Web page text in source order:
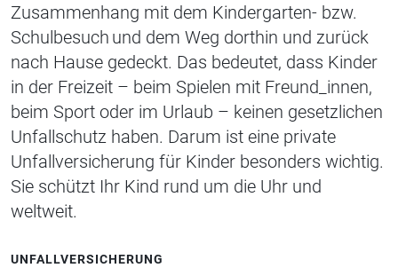
Zusammenhang mit dem Kindergarten- bzw.
Schulbesuch und dem Weg dorthin und zurück
nach Hause gedeckt. Das bedeutet, dass Kinder
in der Freizeit – beim Spielen mit Freund_innen,
beim Sport oder im Urlaub – keinen gesetzlichen
Unfallschutz haben. Darum ist eine private
Unfallversicherung für Kinder besonders wichtig.
Sie schützt Ihr Kind rund um die Uhr und
weltweit.
UNFALLVERSICHERUNG